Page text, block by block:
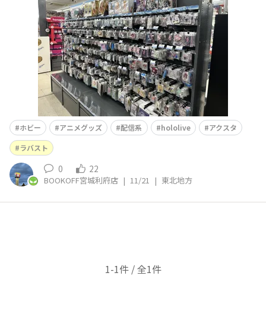
ホビー アニメグッズ 配信系 hololive
アクスタ
ラバスト
0 22
BOOKOFF宮城利府店 | 11/21 | 東北地方
1-1件 / 全1件